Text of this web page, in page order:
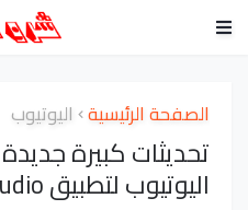
الصفحة الرئيسية اليوتيوب
تحديثات كبيرة
اليوتيوب لتطبيق YouTube Studio!